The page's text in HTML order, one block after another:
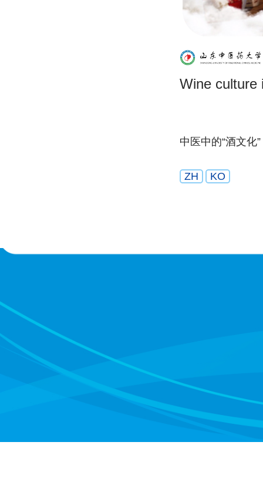
Wine culture
中医中的“酒文化”
ZH KO